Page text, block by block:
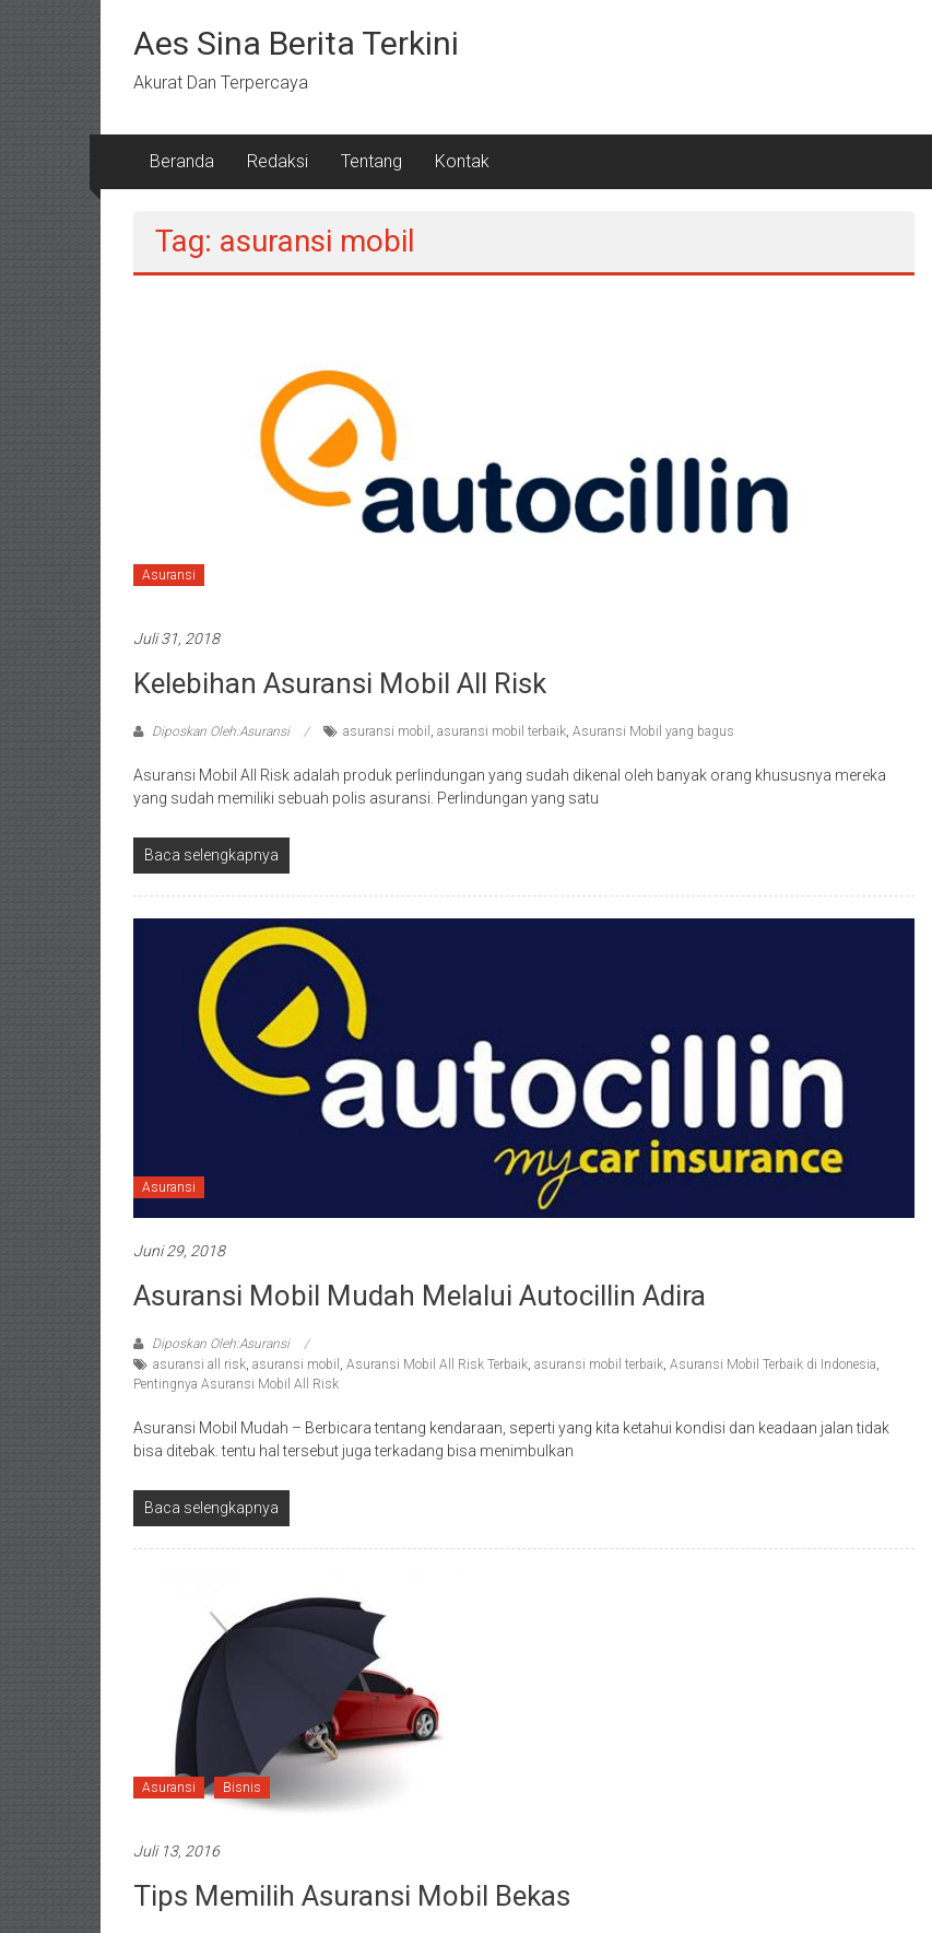
kontenAes Sina Berita Terkini
Akurat Dan Terpercaya
Beranda Redaksi Tentang Kontak
Tag: asuransi mobil
Asuransi
Juli 31, 2018
Kelebihan Asuransi Mobil All Risk
Diposkan Oleh:Asuransi asuransi mobil , asuransi mobil terbaik, Asuransi Mobil yang bagus
Asuransi Mobil All Risk adalah produk perlindungan yang sudah dikenal oleh banyak orang khususnya mereka
yang sudah memiliki sebuah polis asuransi. Perlindungan yang satu
Baca selengkapnya
Asuransi
Juni 29, 2018
Asuransi Mobil Mudah Melalui Autocillin Adira
Diposkan Oleh:Asuransi
asuransi all risk asuransi mobil Asuransi Mobil All Risk Terbaik asuransi mobil terbaik Asuransi Mobil Terbaik di Indonesia
Pentingnya Asuransi Mobil All Risk
Asuransi Mobil Mudah – Berbicara tentang kendaraan, seperti yang kita ketahui kondisi dan keadaan jalan tidak
bisa ditebak. tentu hal tersebut juga terkadang bisa menimbulkan
Baca selengkapnya
Asuransi Bisnis
Juli 13, 2016
Tips Memilih Asuransi Mobil Bekas